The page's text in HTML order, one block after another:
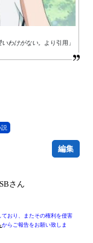
わけがない。 より引用」
説
編集
さん
おり、またその権利を侵害
からご報告をお願い致しま